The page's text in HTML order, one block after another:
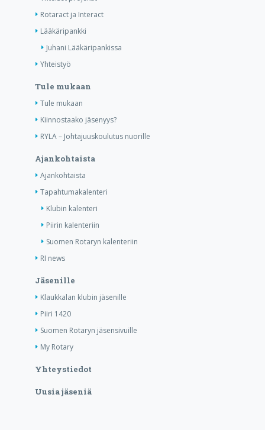
Rotaract ja Interact
Lääkäripankki
Juhani Lääkäripankissa
Yhteistyö
Tule mukaan
Tule mukaan
Kiinnostaako jäsenyys?
RYLA – Johtajuuskoulutus nuorille
Ajankohtaista
Ajankohtaista
Tapahtumakalenteri
Klubin kalenteri
Piirin kalenteriin
Suomen Rotaryn kalenteriin
RI news
Jäsenille
Klaukkalan klubin jäsenille
Piiri 1420
Suomen Rotaryn jäsensivuille
My Rotary
Yhteystiedot
Uusia jäseniä